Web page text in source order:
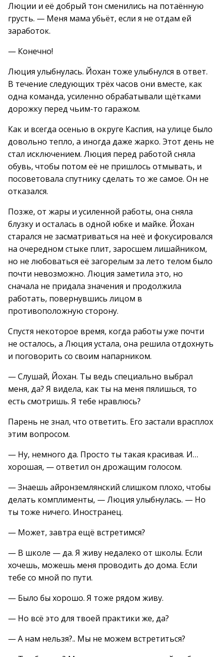
Люции и её добрый тон сменились на потаённую
грусть. — Меня мама убьёт, если я не отдам ей
заработок.
— Конечно!
Люция улыбнулась. Йохан тоже улыбнулся в ответ.
В течение следующих трёх часов они вместе, как
одна команда, усиленно обрабатывали щётками
дорожку перед чьим-то гаражом.
Как и всегда осенью в округе Каспия, на улице было
довольно тепло, а иногда даже жарко. Этот день не
стал исключением. Люция перед работой сняла
обувь, чтобы потом её не пришлось отмывать, и
посоветовала спутнику сделать то же самое. Он не
отказался.
Позже, от жары и усиленной работы, она сняла
блузку и осталась в одной юбке и майке. Йохан
старался не засматриваться на неё и фокусировался
на очередном стыке плит, заросшем лишайником,
но не любоваться её загорелым за лето телом было
почти невозможно. Люция заметила это, но
сначала не придала значения и продолжила
работать, повернувшись лицом в
противоположную сторону.
Спустя некоторое время, когда работы уже почти
не осталось, а Люция устала, она решила отдохнуть
и поговорить со своим напарником.
— Слушай, Йохан. Ты ведь специально выбрал
меня, да? Я видела, как ты на меня пялишься, то
есть смотришь. Я тебе нравлюсь?
Парень не знал, что ответить. Его застали врасплох
этим вопросом.
— Ну, немного да. Просто ты такая красивая. И…
хорошая, — ответил он дрожащим голосом.
— Знаешь айронземлянский слишком плохо, чтобы
делать комплименты, — Люция улыбнулась. — Но
ты тоже ничего. Иностранец.
— Может, завтра ещё встретимся?
— В школе — да. Я живу недалеко от школы. Если
хочешь, можешь меня проводить до дома. Если
тебе со мной по пути.
— Было бы хорошо. Я тоже рядом живу.
— Но всё это для твоей практики же, да?
— А нам нельзя?.. Мы не можем встретиться?